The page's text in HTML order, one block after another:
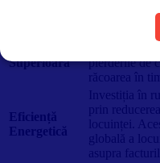
Superioară
Lamelele
cu spumă
pierderile de
răcoarea în
Eficiență
Energetică
Investiția în
prin
locuinței.
globală a
asupra